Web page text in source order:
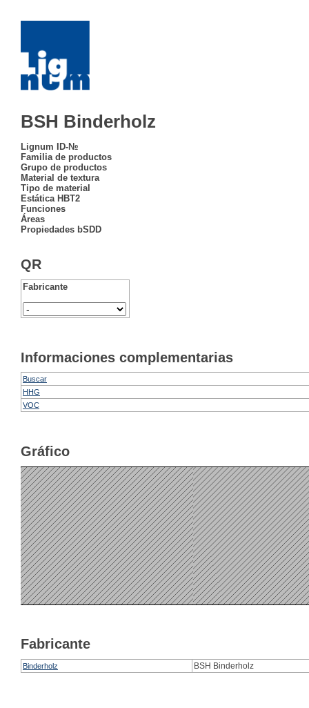
BSH Binderholz
Lignum ID-№
Familia de productos
Grupo de productos
Material de textura
Tipo de material
Estática HBT2
Funciones
Áreas
Propiedades bSDD
QR
Fabricante
Informaciones complementarias
Buscar
HHG
VOC
Gráfico
Fabricante
Binderholz BSH Binderholz